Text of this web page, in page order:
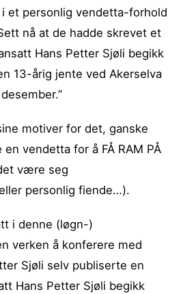
et personlig vendetta-forhold
nå at de hadde skrevet et
Hans Petter Sjøli begikk
13-årig jente ved Akerselva
motiver for det, ganske
vendetta for å FÅ RAM PÅ
være seg
personlig fiende…).
i denne (løgn-)
verken å konferere med
Sjøli selv publiserte en
Hans Petter Sjøli begikk